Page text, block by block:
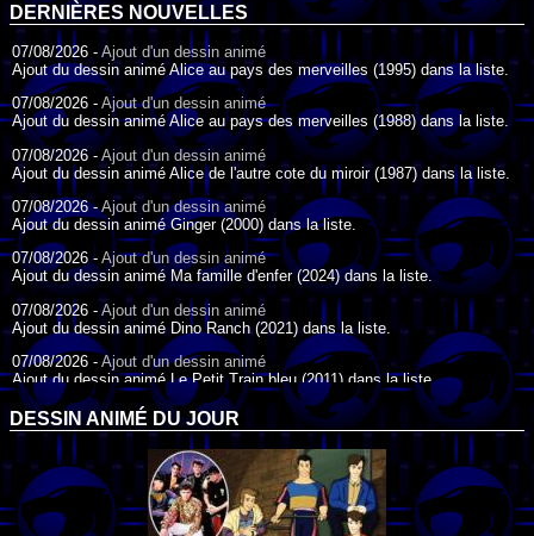
DERNIÈRES NOUVELLES
07/08/2026 - Ajout d'un dessin animé
Ajout du dessin animé Alice au pays des merveilles (1995) dans la liste.
07/08/2026 - Ajout d'un dessin animé
Ajout du dessin animé Alice au pays des merveilles (1988) dans la liste.
07/08/2026 - Ajout d'un dessin animé
Ajout du dessin animé Alice de l'autre cote du miroir (1987) dans la liste.
07/08/2026 -Ajout d'un dessin animé
Ajout du dessin animé Ginger (2000) dans la liste.
07/08/2026 - Ajout d'un dessin animé
Ajout du dessin animé Ma famille d'enfer (2024) dans la liste.
07/08/2026 - Ajout d'un dessin animé
Ajout du dessin animé Dino Ranch (2021) dans la liste.
07/08/2026 - Ajout d'un dessin animé
Ajout du dessin animé Le Petit Train bleu (2011) dans la liste.
07/08/2026 -Ajout d'un dessin animé
Ajout du dessin animé Agent Spécial Oso (2009) dans la liste.
17/07/2026 -Ajout d'un dessin animé
Ajout du dessin animé Peter Pan (1988) dans la liste.
17/07/2026 -
Ajout d'un dessin animé
DESSIN ANIMÉ DU JOUR